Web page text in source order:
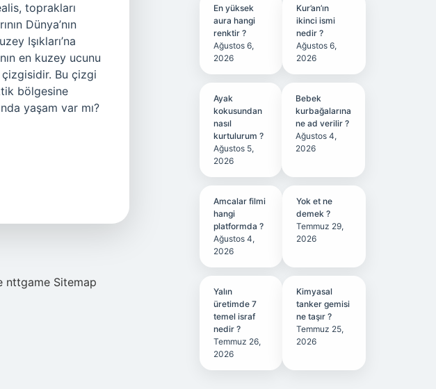
toprakları
Dünya’nın
Işıkları’na
en kuzey ucunu
Bu çizgi
bölgesine
yaşam var mı?
nttgame Sitemap
En yüksek
aura hangi
renktir ?
Ağustos 6,
2026
Kur’an’ın
ikinci ismi
nedir ?
Ağustos 6,
2026
Ayak
kokusundan
nasıl
kurtulurum ?
Ağustos 5,
2026
Bebek
kurbağalarına
ne ad verilir ?
Ağustos 4,
2026
Amcalar filmi
hangi
platformda ?
Ağustos 4,
2026
Yok et ne
demek ?
Temmuz 29,
2026
Yalın
üretimde 7
temel israf
nedir ?
Temmuz 26,
2026
Kimyasal
tanker gemisi
ne taşır ?
Temmuz 25,
2026